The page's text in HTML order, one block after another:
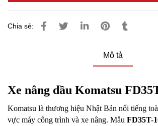
Chia sẻ:
Mô tả
Xe nâng dầu Komatsu
Komatsu là thương hiệu Nhật Bản nổi tiếng
vực máy công trình và xe nâng. Mẫu FD35T-